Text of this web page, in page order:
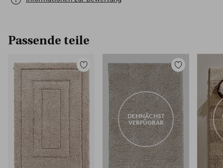
Passende teile
Zu
Favoriten
hinzufügen
DEMNÄCHST
VERFÜGBAR
Zu
Favoriten
hinzufügen